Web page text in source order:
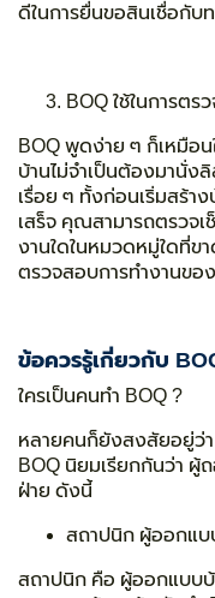
ดีในการยื่นขอสินเชื่อกับ
BOQ ใช้ในการต
BOQ พูดง่าย ๆ ก็เหมือน
บ้านไม่จำเป็นต้องมานั่ง
เรื่อย ๆ ทั้งก่อนเริ่มสร้า
เสร็จ คุณสามารถตรวจเ
งานใดในหมวดหมู่ใดที่
ตรวจสอบการทำงานขอ
ข้อควรรู้เกี่ยวกับ
ใครเป็นคนทำ BOQ ?
หลายคนก็ยังสงสัยอยู่ว่า
BOQ นิยมเรียกกันว่า ผู้ถ
ฝ่าย ดังนี้
สถาปนิก ผู้ออกแบ
สถาปนิก คือ ผู้ออกแบบบ้